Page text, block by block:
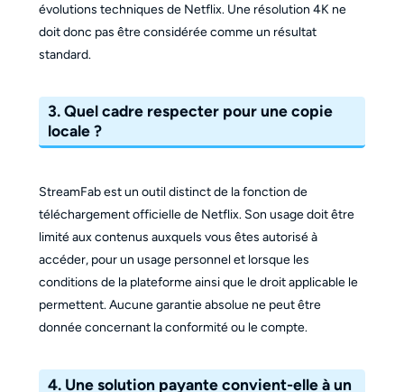
évolutions techniques de Netflix. Une résolution 4K ne
doit donc pas être considérée comme un résultat
standard.
3. Quel cadre respecter pour une copie
locale ?
StreamFab est un outil distinct de la fonction de
téléchargement officielle de Netflix. Son usage doit être
limité aux contenus auxquels vous êtes autorisé à
accéder, pour un usage personnel et lorsque les
conditions de la plateforme ainsi que le droit applicable le
permettent. Aucune garantie absolue ne peut être
donnée concernant la conformité ou le compte.
4. Une solution payante convient-elle à un